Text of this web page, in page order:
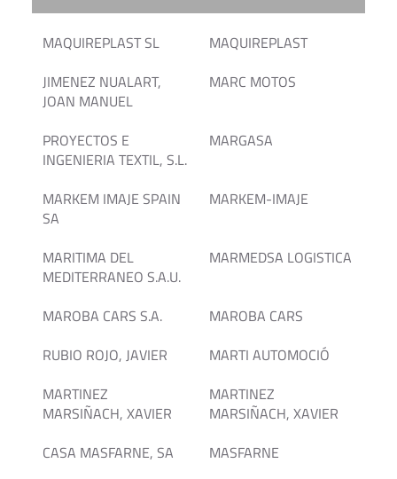
MAQUIREPLAST SL
MAQUIREPLAST
JIMENEZ NUALART,
JOAN MANUEL
MARC MOTOS
PROYECTOS E
INGENIERIA TEXTIL, S.L.
MARGASA
MARKEM IMAJE SPAIN
SA
MARKEM-IMAJE
MARITIMA DEL
MEDITERRANEO S.A.U.
MARMEDSA LOGISTICA
MAROBA CARS S.A.
MAROBA CARS
RUBIO ROJO, JAVIER
MARTI AUTOMOCIÓ
MARTINEZ
MARSIÑACH, XAVIER
MARTINEZ
MARSIÑACH, XAVIER
CASA MASFARNE, SA
MASFARNE